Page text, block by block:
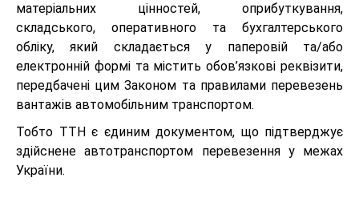
матеріальних цінностей, оприбуткування,
складського, оперативного та бухгалтерського
обліку, який складається у паперовій та/або
електронній формі та містить обов’язкові реквізити,
передбачені цим Законом та правилами перевезень
вантажів автомобільним транспортом.
Тобто ТТН є єдиним документом, що підтверджує
здійснене автотранспортом перевезення у межах
України.